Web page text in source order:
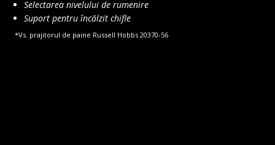
Selectarea nivelului de rumenire
Suport pentru încălzit chifle
*Vs. prajitorul de paine Russell Hobbs 20370-56